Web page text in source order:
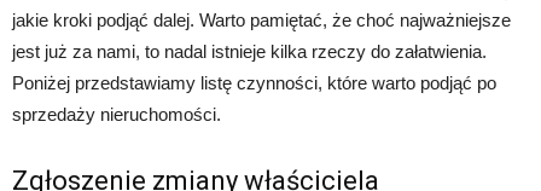
jakie kroki podjąć dalej. Warto pamiętać, że choć najważniejsze
jest już za nami, to nadal istnieje kilka rzeczy do załatwienia.
Poniżej przedstawiamy listę czynności, które warto podjąć po
sprzedaży nieruchomości.
Zgłoszenie zmiany właściciela